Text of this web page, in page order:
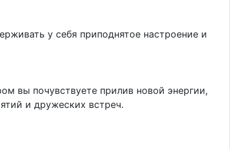
у себя приподнятое настроение и
вы почувствуете прилив новой энергии,
и дружеских встреч.